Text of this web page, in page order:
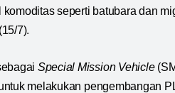
seperti batubara dan
7).
Special Mission Vehicle
melakukan pengembangan